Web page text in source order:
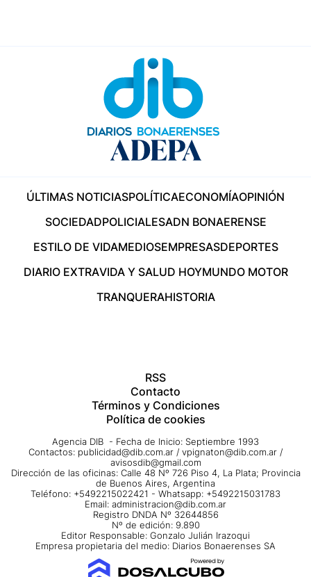
ÚLTIMAS NOTICIASPOLÍTICAECONOMÍAOPINIÓN
SOCIEDADPOLICIALESADN BONAERENSE
ESTILO DE VIDAMEDIOSEMPRESASDEPORTES
DIARIO EXTRAVIDA Y SALUD HOYMUNDO MOTOR
TRANQUERAHISTORIA
RSS
Contacto
Términos y Condiciones
Política de cookies
Agencia DIB - Fecha de Inicio: Septiembre 1993
Contactos: publicidad@dib.com.ar / vpignaton@dib.com.ar /
avisosdib@gmail.com
Dirección de las oficinas: Calle 48 Nº 726 Piso 4, La Plata; Provincia
de Buenos Aires, Argentina
Teléfono: +5492215022421 - Whatsapp: +5492215031783
Email: administracion@dib.com.ar
Registro DNDA Nº 32644856
Nº de edición: 9.890
Editor Responsable: Gonzalo Julián Irazoqui
Empresa propietaria del medio: Diarios Bonaerenses SA